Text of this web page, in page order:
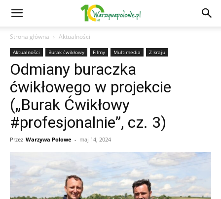
Strona główna Aktualności
Aktualności Burak ćwikłowy Filmy Multimedia Z kraju
Odmiany buraczka
ćwikłowego w projekcie
(„Burak Ćwikłowy
#profesjonalnie”, cz. 3)
Przez Warzywa Polowe - maj 14, 2024